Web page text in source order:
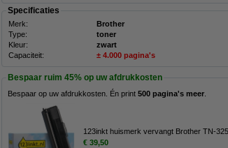
Specificaties
Merk: Brother
Type:
toner
Kleur:
zwart
Capaciteit:
± 4.000 pagina's
Bespaar ruim 45% op uw afdrukkosten
Bespaar op uw afdrukkosten. Én print 500 pagina's meer
123inkt huismerk vervangt Brother TN-
€ 39,50